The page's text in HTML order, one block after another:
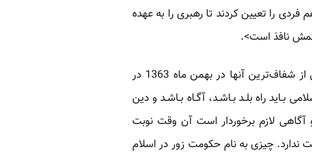
را تعیین کردند تا رهبری را به عهده
نافذ است>‌‌.
حضـرت آ~یت‌اللـه خامنـه‌ای نیـز اظهـارنظرهـای متعـددی در این مورد داشته‌اند که یکی از شفاف‌ترین آنها در بهمن ماه 1363 در
راه بلـد بـاشـد، آگـاه بـاشـد و دین
لازم برخوردار است آن وقت نوبت
ندارد. چیزی به نام حکومت زور در اسلام